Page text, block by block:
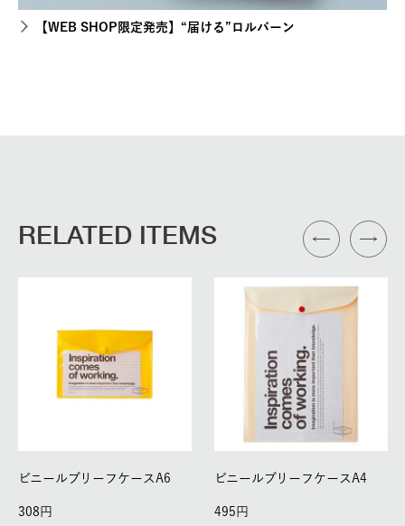
【WEB SHOP限定発売】“届ける”ロルバーン
RELATED ITEMS
ビニールブリーフケースA6
308
ビニールブリーフケースA4
495